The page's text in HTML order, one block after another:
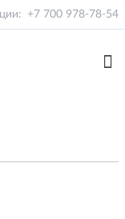
+7 700 978-78-54